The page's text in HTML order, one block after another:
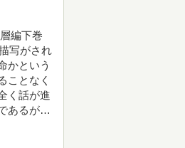
編下巻
写がされ
かという
ことなく
く話が進
あるが…